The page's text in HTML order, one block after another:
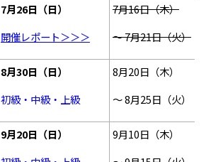
7月26日（日）
開催レポート＞＞＞
7月16日（木）
～ 7月21日（火）
8月30日（日）
初級・中級・上級
8月20日（木）
～ 8月25日（火）
9月20日（日）
9月10日（木）